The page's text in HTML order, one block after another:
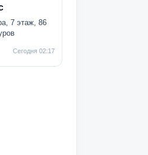
7 этаж, 86
Сегодня 02:17